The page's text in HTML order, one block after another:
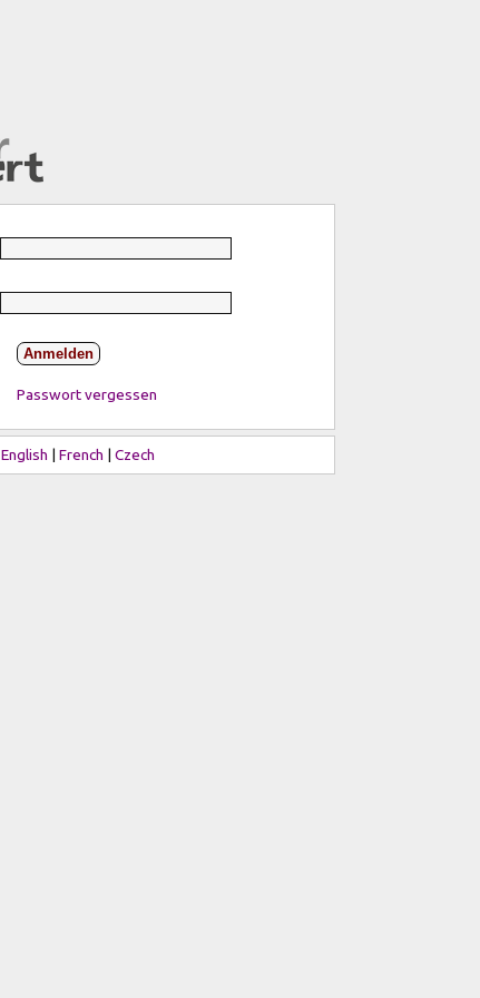
Anmelden
Passwort vergessen
English | French | Czech